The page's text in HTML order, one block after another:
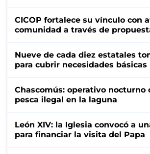
CICOP fortalece su vínculo con
comunidad a través de
Nueve de cada diez estatales
para cubrir necesidades básicas
Chascomús: operativo nocturno
pesca ilegal en la laguna
León XIV: la Iglesia convocó a
para financiar la visita del Papa